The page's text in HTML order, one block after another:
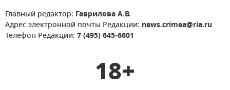
Главный редактор: Гаврилова А.В.
Адрес электронной почты Редакции: news.crimea@ria.ru
Телефон Редакции: 7 (495) 645-6601
18+